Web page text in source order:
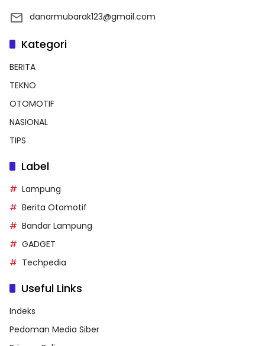
danarmubarak123@gmail.com
Kategori
BERITA
TEKNO
OTOMOTIF
NASIONAL
TIPS
Label
Lampung
Berita Otomotif
Bandar Lampung
GADGET
Techpedia
Useful Links
Indeks
Pedoman Media Siber